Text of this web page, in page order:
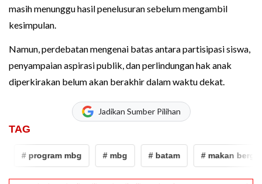
masih menunggu hasil penelusuran sebelum mengambil
kesimpulan.
Namun, perdebatan mengenai batas antara partisipasi siswa,
penyampaian aspirasi publik, dan perlindungan hak anak
diperkirakan belum akan berakhir dalam waktu dekat.
Jadikan Sumber Pilihan
TAG
# program mbg # mbg # batam # makan bergizi